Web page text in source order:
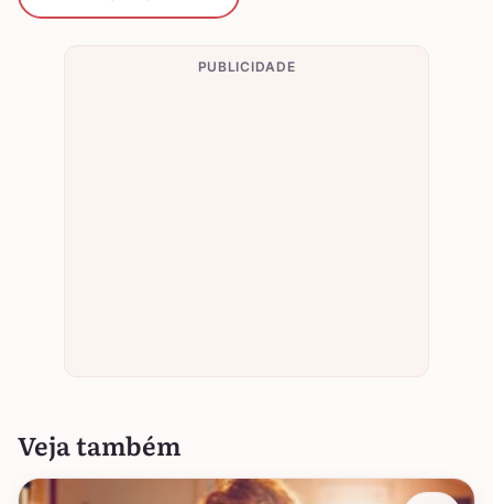
PUBLICIDADE
Veja também